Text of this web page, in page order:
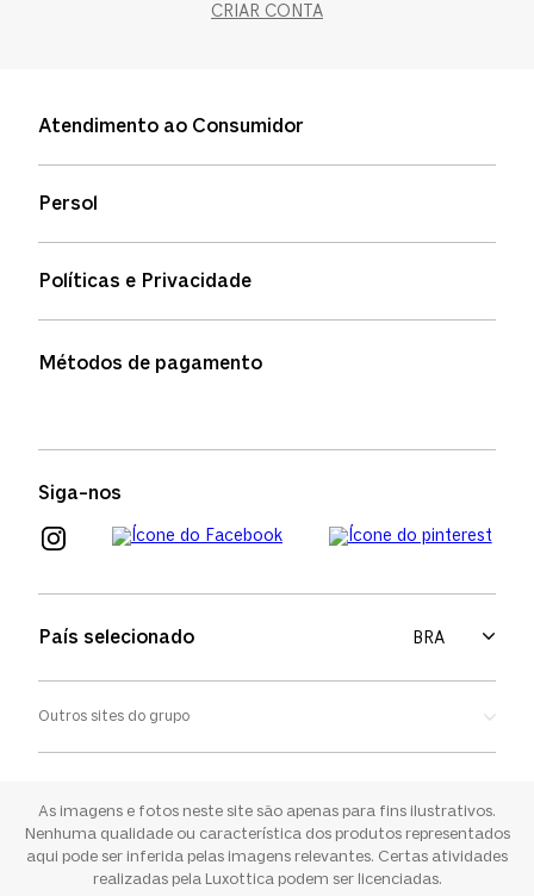
CRIAR CONTA
Atendimento ao Consumidor
Status de pedidos
Política de garantia
FAQs
Persol
Políticas e Privacidade
Política de devolução
Aviso de cookies
Métodos de pagamento
Siga-nos
País selecionado BRA
Outros sites do grupo
Ray-ban
Sunglass Hut
As imagens e fotos neste site são apenas para fins ilustrativos.
Nenhuma qualidade ou característica dos produtos representados
aqui pode ser inferida pelas imagens relevantes. Certas atividades
realizadas pela Luxottica podem ser licenciadas.